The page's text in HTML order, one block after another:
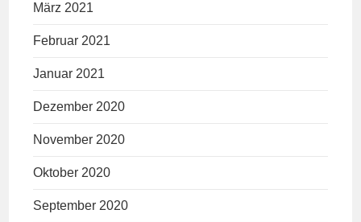
März 2021
Februar 2021
Januar 2021
Dezember 2020
November 2020
Oktober 2020
September 2020